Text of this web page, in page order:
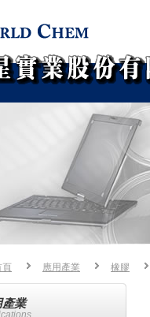
頁 應用產業 橡膠
產業